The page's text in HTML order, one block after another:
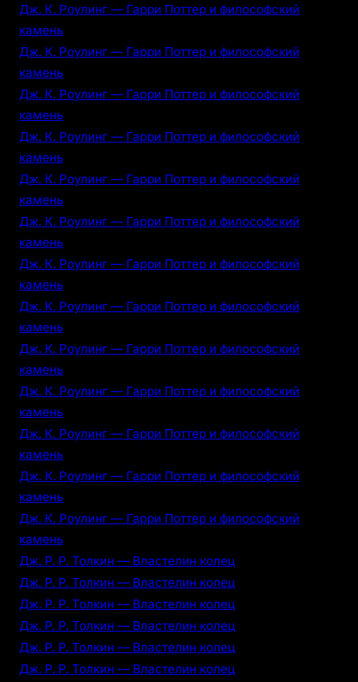
Дж. К. Роулинг — Гарри Поттер и философский
камень
Дж. К. Роулинг — Гарри Поттер и философский
камень
Дж. К. Роулинг — Гарри Поттер и философский
камень
Дж. К. Роулинг — Гарри Поттер и философский
камень
Дж. К. Роулинг — Гарри Поттер и философский
камень
Дж. К. Роулинг — Гарри Поттер и философский
камень
Дж. К. Роулинг — Гарри Поттер и философский
камень
Дж. К. Роулинг — Гарри Поттер и философский
камень
Дж. К. Роулинг — Гарри Поттер и философский
камень
Дж. К. Роулинг — Гарри Поттер и философский
камень
Дж. К. Роулинг — Гарри Поттер и философский
камень
Дж. К. Роулинг — Гарри Поттер и философский
камень
Дж. К. Роулинг — Гарри Поттер и философский
камень
Дж. Р. Р. Толкин — Властелин колец
Дж. Р. Р. Толкин — Властелин колец
Дж. Р. Р. Толкин — Властелин колец
Дж. Р. Р. Толкин — Властелин колец
Дж. Р. Р. Толкин — Властелин колец
Дж. Р. Р. Толкин — Властелин колец